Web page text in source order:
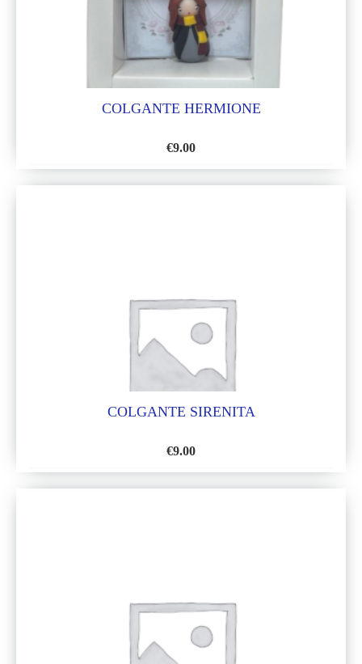
COLGANTE HERMIONE
€9.00
A
COLGANTE SIRENITA
€9.00
A